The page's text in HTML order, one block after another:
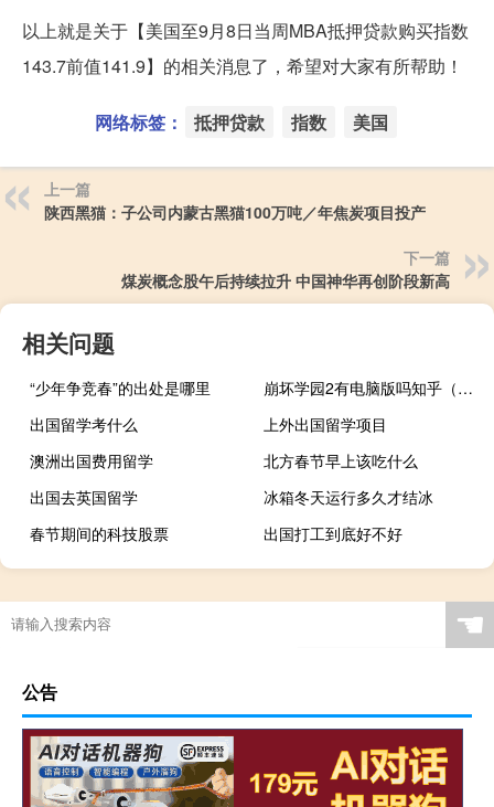
以上就是关于【美国至9月8日当周MBA抵押贷款购买指数
143.7前值141.9】的相关消息了，希望对大家有所帮助！
网络标签： 抵押贷款 指数 美国
上一篇
陕西黑猫：子公司内蒙古黑猫100万吨／年焦炭项目投产
下一篇
煤炭概念股午后持续拉升 中国神华再创阶段新高
相关问题
“少年争竞春”的出处是哪里
崩坏学园2有电脑版吗知乎（崩坏学园2有电脑版吗）
出国留学考什么
上外出国留学项目
澳洲出国费用留学
北方春节早上该吃什么
出国去英国留学
冰箱冬天运行多久才结冰
春节期间的科技股票
出国打工到底好不好
☚
公告